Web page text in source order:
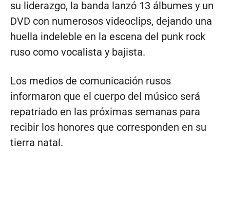
su liderazgo, la banda lanzó 13 álbumes y un
DVD con numerosos videoclips, dejando una
huella indeleble en la escena del punk rock
ruso como vocalista y bajista.
Los medios de comunicación rusos
informaron que el cuerpo del músico será
repatriado en las próximas semanas para
recibir los honores que corresponden en su
tierra natal.